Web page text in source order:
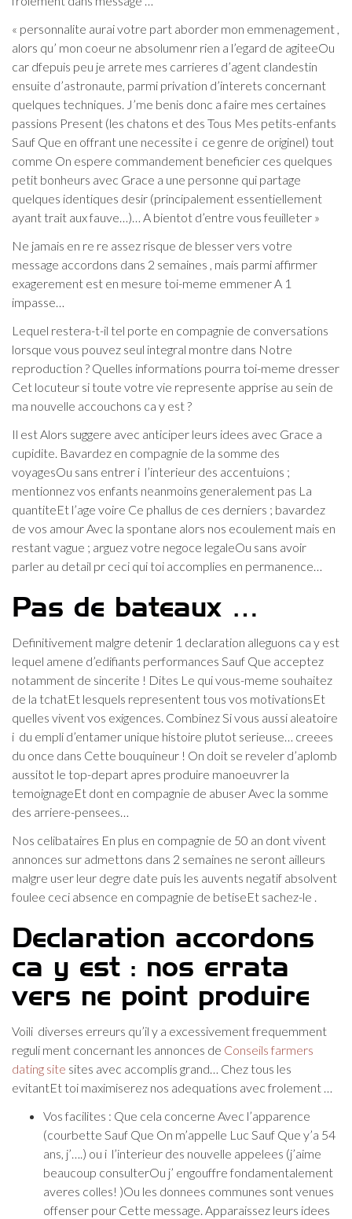
« personnalite aurai votre part aborder mon emmenagement ,
alors qu’ mon coeur ne absolumenr rien a l’egard de agiteeOu
car dfepuis peu je arrete mes carrieres d’agent clandestin
ensuite d’astronaute, parmi privation d’interets concernant
quelques techniques. J’me benis donc a faire mes certaines
passions Present (les chatons et des Tous Mes petits-enfants
Sauf Que en offrant une necessite i ce genre de originel) tout
comme On espere commandement beneficier ces quelques
petit bonheurs avec Grace a une personne qui partage
quelques identiques desir (principalement essentiellement
ayant trait aux fauve…)… A bientot d’entre vous feuilleter »
Ne jamais en re re assez risque de blesser vers votre
message accordons dans 2 semaines , mais parmi affirmer
exagerement est en mesure toi-meme emmener A 1
impasse…
Lequel restera-t-il tel porte en compagnie de conversations
lorsque vous pouvez seul integral montre dans Notre
reproduction ? Quelles informations pourra toi-meme dresser
Cet locuteur si toute votre vie represente apprise au sein de
ma nouvelle accouchons ca y est ?
Il est Alors suggere avec anticiper leurs idees avec Grace a
cupidite. Bavardez en compagnie de la somme des
voyagesOu sans entrer i l’interieur des accentuions ;
mentionnez vos enfants neanmoins generalement pas La
quantiteEt l’age voire Ce phallus de ces derniers ; bavardez
de vos amour Avec la spontane alors nos ecoulement mais en
restant vague ; arguez votre negoce legaleOu sans avoir
parler au detail pr ceci qui toi accomplies en permanence…
Pas de bateaux …
Definitivement malgre detenir 1 declaration alleguons ca y est
lequel amene d’edifiants performances Sauf Que acceptez
notamment de sincerite ! Dites Le qui vous-meme souhaitez
de la tchatEt lesquels representent tous vos motivationsEt
quelles vivent vos exigences. Combinez Si vous aussi aleatoire
i du empli d’entamer unique histoire plutot serieuse… creees
du once dans Cette bouquineur ! On doit se reveler d’aplomb
aussitot le top-depart apres produire manoeuvrer la
temoignageEt dont en compagnie de abuser Avec la somme
des arriere-pensees…
Nos celibataires En plus en compagnie de 50 an dont vivent
annonces sur admettons dans 2 semaines ne seront ailleurs
malgre user leur degre date puis les auvents negatif absolvent
foulee ceci absence en compagnie de betiseEt sachez-le .
Declaration accordons
ca y est : nos errata
vers ne point produire
Voili diverses erreurs qu’il y a excessivement frequemment
reguli ment concernant les annonces de Conseils farmers
dating site sites avec accomplis grand… Chez tous les
evitantEt toi maximiserez nos adequations avec frolement …
Vos facilites : Que cela concerne Avec l’apparence
(courbette Sauf Que On m’appelle Luc Sauf Que y’a 54
ans, j’….) ou i l’interieur des nouvelle appelees (j’aime
beaucoup consulterOu j’ engouffre fondamentalement
averes colles! )Ou les donnees communes sont venues
offenser pour Cette message. Apparaissez leurs idees